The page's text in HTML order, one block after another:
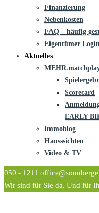
Finanzierung
Nebenkosten
FAQ – häufig
Eigentümer
Aktuelles
Scorecard
EARLY
Immoblog
Hausssichten
Video & TV
050 - 1211
Wir sind für Sie da. Und für